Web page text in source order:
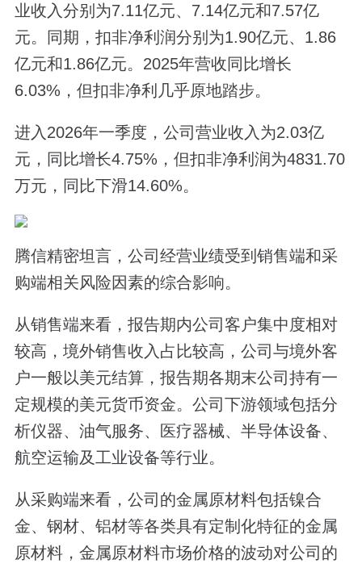
业收入分别为7.11亿元、7.14亿元和7.57亿
元。同期，扣非净利润分别为1.90亿元、1.86
亿元和1.86亿元。2025年营收同比增长
6.03%，但扣非净利几乎原地踏步。
进入2026年一季度，公司营业收入为2.03亿
元，同比增长4.75%，但扣非净利润为4831.70
万元，同比下滑14.60%。
腾信精密坦言，公司经营业绩受到销售端和采
购端相关风险因素的综合影响。
从销售端来看，报告期内公司客户集中度相对
较高，境外销售收入占比较高，公司与境外客
户一般以美元结算，报告期各期末公司持有一
定规模的美元货币资金。公司下游领域包括分
析仪器、油气服务、医疗器械、半导体设备、
航空运输及工业设备等行业。
从采购端来看，公司的金属原材料包括镍合
金、钢材、铝材等各类具有定制化特征的金属
原材料，金属原材料市场价格的波动对公司的